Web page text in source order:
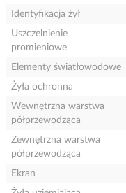
Identyfikacja żył
Uszczelnienie
promieniowe
Elementy światłowodowe
Żyła ochronna
Wewnętrzna warstwa
półprzewodząca
Zewnętrzna warstwa
półprzewodząca
Ekran